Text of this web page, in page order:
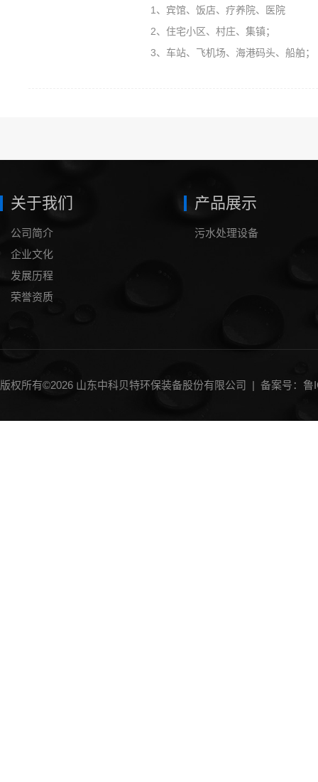
1、宾馆、饭店、疗养院、医院
2、住宅小区、村庄、集镇；
3、车站、飞机场、海港码头、船舶；
关于我们
公司简介
企业文化
发展历程
荣誉资质
产品展示
污水处理设备
版权所有©2026 山东中科贝特环保装备股份有限公司 | 备案号：鲁